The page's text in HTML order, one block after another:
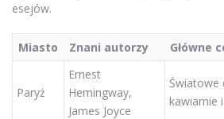
esejów.
Miasto Znani autorzy Główne
Paryż
Ernest
Hemingway,
James Joyce
Światowe
kawiarnie